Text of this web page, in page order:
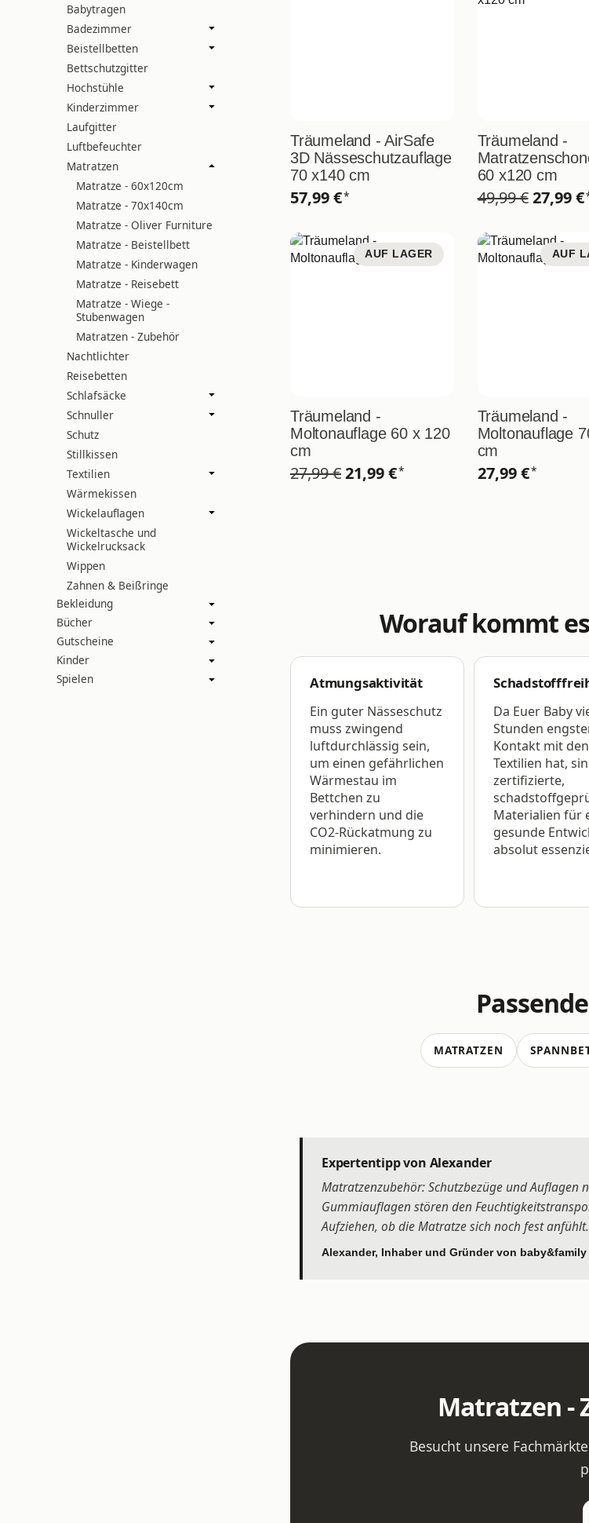
Träumeland - AirSafe
3D Nässeschutzauflage
70 x140 cm
57,99 €*
Träumeland -
60 x120 cm
49,99 € 27,99 €
AUF LAGER
Träumeland -
Moltonauflage 60 x 120
cm
27,99 €21,99 €*
AUF
Träumeland -
Moltonauflage
cm
27,99 €*
Worauf kommt
Atmungsaktivität
Ein guter Nässeschutz
muss zwingend
luftdurchlässig sein,
um einen gefährlichen
Wärmestau im
Bettchen zu
verhindern und die
CO2-Rückatmung zu
minimieren.
Da Euer Baby
Stunden
Kontakt mit den
Textilien hat,
zertifizierte,
Materialien für
gesunde
absolut
MATRATZEN
Expertentipp von Alexander
Matratzenzubehör: Schutzbezüge und
Gummiauflagen stören den
Aufziehen, ob die Matratze sich noch fest
Alexander, Inhaber und Gründer von baby&family
Matratzen -
Besucht unsere
Babytragen
Badezimmer
Beistellbetten
Bettschutzgitter
Hochstühle
Kinderzimmer
Laufgitter
Luftbefeuchter
Matratzen
Matratze - 60x120cm
Matratze - 70x140cm
Matratze - Oliver Furniture
Matratze - Beistellbett
Matratze - Kinderwagen
Matratze - Reisebett
Matratze - Wiege -
Stubenwagen
Matratzen - Zubehör
Nachtlichter
Reisebetten
Schlafsäcke
Schnuller
Schutz
Stillkissen
Textilien
Wärmekissen
Wickelauflagen
Wickeltasche und
Wickelrucksack
Wippen
Zahnen & Beißringe
Bekleidung
Bücher
Gutscheine
Kinder
Spielen